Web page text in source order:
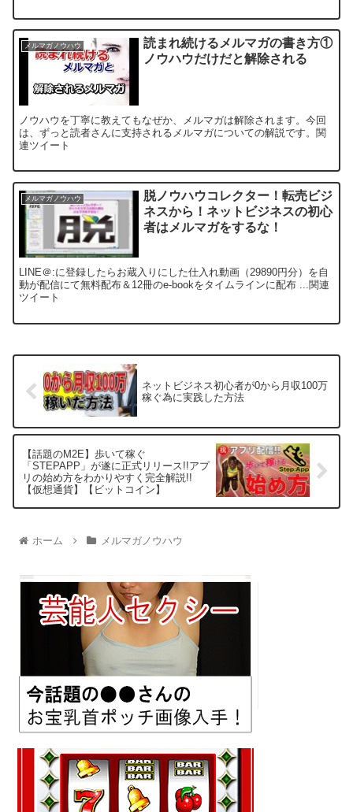
メルマガノウハウ
読まれ続けるメルマガの書き方①
ノウハウだけだと解除される
ノウハウを丁寧に教えてもなぜか、メルマガは解除されます。今回
は、ずっと読者さんに支持されるメルマガについての解説です。関
連ツイート
メルマガノウハウ
脱ノウハウコレクター！転売ビジ
ネスから！ネットビジネスの初心
者はメルマガをするな！
LINE＠:に登録したらお蔵入りにした仕入れ動画（29890円分）を自
動が配信にて無料配布＆12冊のe-bookをタイムラインに配布 ...関連
ツイート
ネットビジネス初心者が0から月収100万
稼ぐ為に実践した方法
【話題のM2E】歩いて稼ぐ
「STEPAPP」が遂に正式リリース!!アプ
リの始め方をわかりやすく完全解説!!
【仮想通貨】【ビットコイン】
ホーム メルマガノウハウ